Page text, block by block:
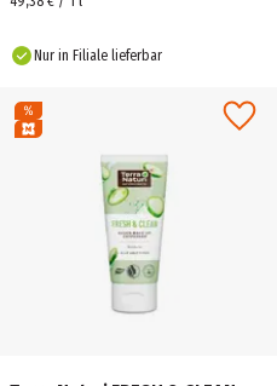
Nur in Filiale lieferbar